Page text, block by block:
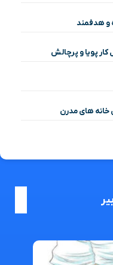
و هدفمند
پویا و پرچالش